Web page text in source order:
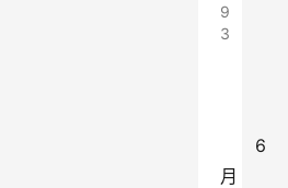
9
3
6
月